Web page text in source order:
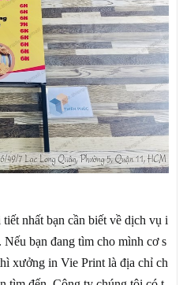
nhất bạn cần biết về dịch vụ i
bạn đang tìm cho mình cơ s
xưởng in Vie Print là địa chỉ ch